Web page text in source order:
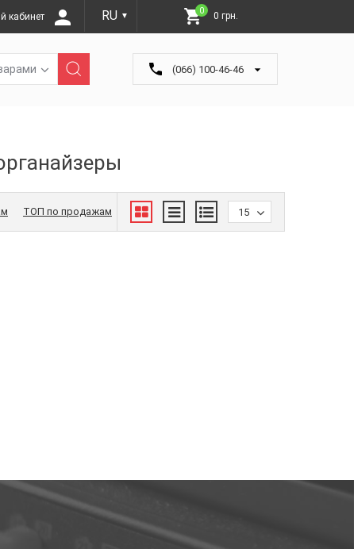
кабинет RU ▼
0 0 грн.
(066) 100-46-46
ТОП по продажам 15